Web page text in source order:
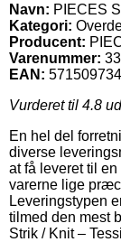
Navn: PIECES
Kategori:
Producent:
Varenummer:
EAN:
Vurderet til 4.8
En hel del
diverse
at få leveret til
varerne lige
Leveringstypen
tilmed den mest
Strik / Knit –